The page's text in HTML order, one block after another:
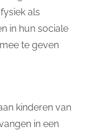
als
in hun sociale
te geven
kinderen van
in een